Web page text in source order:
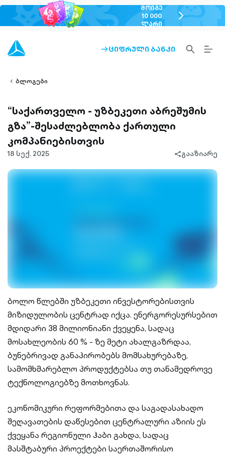
ᲛᲝᲘᲒᲔ
10 000
ᲚᲐᲠᲘ
chevron-
right-
ARROW-
ᲪᲘᲤᲠᲣᲚᲘ ᲑᲐᲜᲙᲘ
SEARCH-
OUTLINED
ბლოგები
“საქართველო - უზბეკეთი აბრეშუმის
გზა”-შესაძლებლობა ქართული
კომპანიებისთვის
18 სექ. 2025
share-
გააზიარე
ბოლო წლებში უზბეკეთი ინვესტორებისთვის
მიზიდულობის ცენტრად იქცა. ენერგორესურსებით
მდიდარი 38 მილიონიანი ქვეყენა, სადაც
მოსახლეობის 60 % - ზე მეტი ახალგაზრდაა,
ბუნებრივად განაპირობებს მომსახურებაზე,
სამომხმარებლო პროდუქტებსა თუ თანამედროვე
ტექნოლოგიებზე მოთხოვნას.
ეკონომიკური რეფორმებითა და საგადასახადო
შეღავათების დაწესებით ცენტრალური აზიის ეს
ქვეყანა რეგიონული ჰაბი გახდა, სადაც
მასშტაბური პროექტები საერთაშორისო